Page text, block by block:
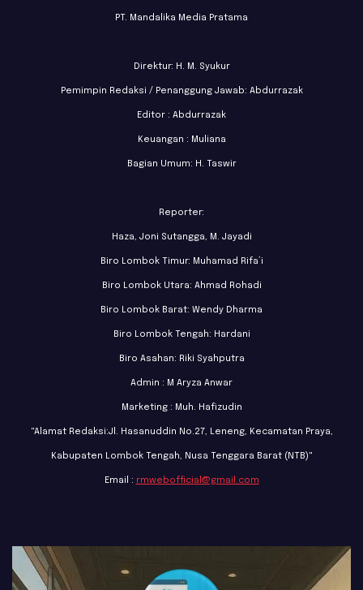
PT. Mandalika Media Pratama
Direktur: H. M. Syukur
Pemimpin Redaksi / Penanggung Jawab: Abdurrazak
Editor : Abdurrazak
Keuangan : Muliana
Bagian Umum: H. Taswir
Reporter:
Haza, Joni Sutangga, M. Jayadi
Biro Lombok Timur: Muhamad Rifa’i
Biro Lombok Utara: Ahmad Rohadi
Biro Lombok Barat: Wendy Dharma
Biro Lombok Tengah: Hardani
Biro Asahan: Riki Syahputra
Admin : M Aryza Anwar
Marketing : Muh. Hafizudin
"Alamat Redaksi:Jl. Hasanuddin No.27, Leneng, Kecamatan Praya,
Kabupaten Lombok Tengah, Nusa Tenggara Barat (NTB)"
Email : rmwebofficial@gmail.com